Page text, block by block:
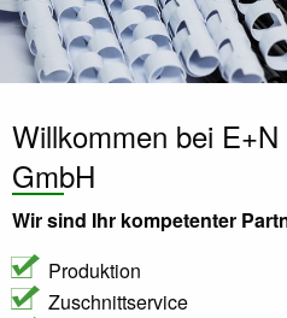
Willkommen bei
GmbH
Wir sind Ihr kompetenter
Produktion
Zuschnittservice